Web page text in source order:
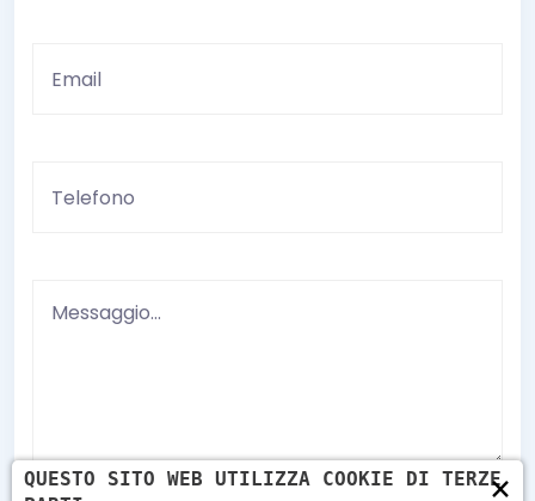
×
QUESTO SITO WEB UTILIZZA COOKIE DI TERZE